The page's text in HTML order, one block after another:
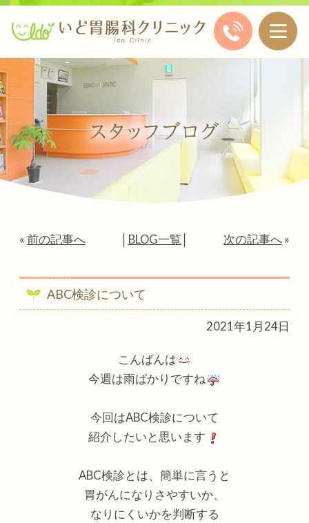
« 前の記事へ BLOG一覧 次の記事へ »
ABC検診について
2021年1月24日
こんばんは
今週は雨ばかりですね
今回はABC検診について
紹介したいと思います
ABC検診とは、簡単に言うと
胃がんになりさやすいか、
なりにくいかを判断する